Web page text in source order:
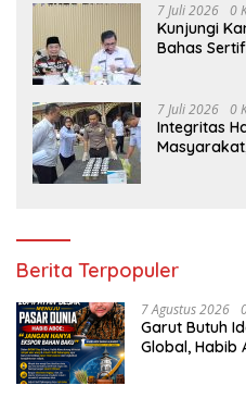
7 Juli 2026 0
Kunjungi
Bahas
7 Juli 2026 0
Integritas
Berita Terpopuler
7 Agustus 2026
Garut Butuh
Global, Habib